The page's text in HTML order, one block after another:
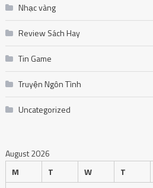
Nhạc vàng
Review Sách Hay
Tin Game
Truyện Ngôn Tình
Uncategorized
August 2026
M
T W T